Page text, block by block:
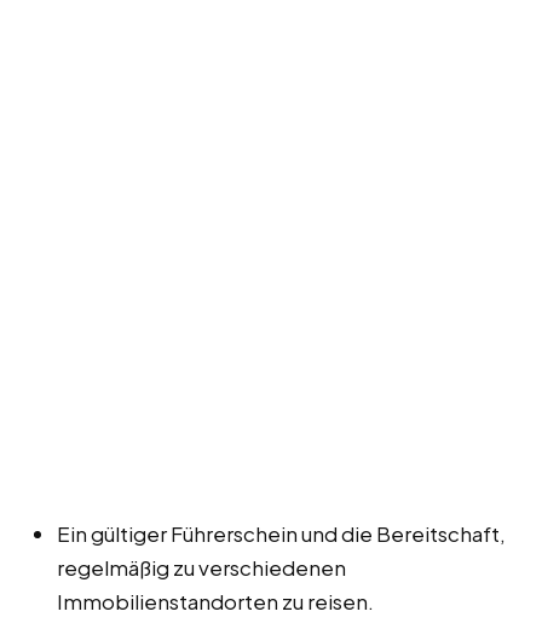
Ein gültiger Führerschein und die Bereitschaft,
regelmäßig zu verschiedenen
Immobilienstandorten zu reisen.